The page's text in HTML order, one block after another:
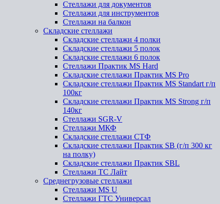
Стеллажи для документов
Стеллажи для инструментов
Стеллажи на балкон
Складские стеллажи
Складские стеллажи 4 полки
Складские стеллажи 5 полок
Складские стеллажи 6 полок
Стеллажи Практик MS Hard
Складские стеллажи Практик MS Pro
Складские стеллажи Практик MS Standart г/п
100кг
Складские стеллажи Практик MS Strong г/п
140кг
Стеллажи SGR-V
Стеллажи МКФ
Складские стеллажи СТФ
Складские стеллажи Практик SB (г/п 300 кг
на полку)
Складские стеллажи Практик SBL
Стеллажи ТС Лайт
Среднегрузовые стеллажи
Стеллажи MS U
Стеллажи ГТС Универсал